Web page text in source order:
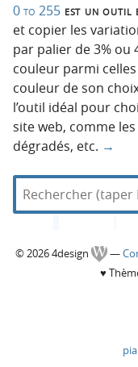
0 to 255 est un outil
et copier les
par palier de 3% ou
couleur parmi
couleur de son
l’outil idéal pour
site web, comme
dégradés, etc. →
N
R
R
e
d
4
C
© 2026 4design —
♥